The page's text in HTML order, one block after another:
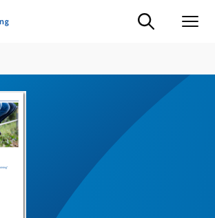
Suche ein-/